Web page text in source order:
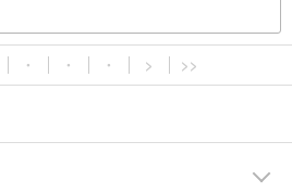
・ ・ ・ > >>